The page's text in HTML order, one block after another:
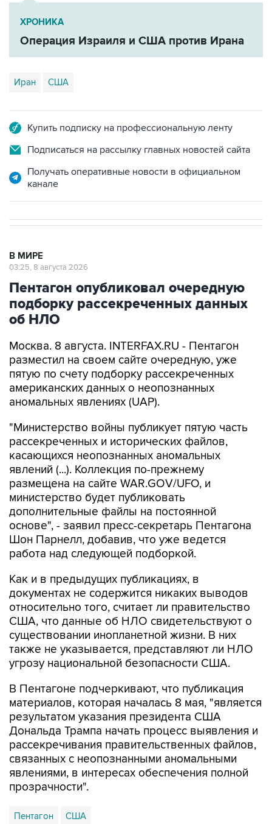
ХРОНИКА
Операция Израиля и США против Ирана
Иран США
Купить подписку на профессиональную ленту
Подписаться на рассылку главных новостей сайта
Получать оперативные новости в официальном
канале
В МИРЕ
03:25, 8 августа 2026
Пентагон опубликовал очередную
подборку рассекреченных данных
об НЛО
Москва. 8 августа. INTERFAX.RU - Пентагон
разместил на своем сайте очередную, уже
пятую по счету подборку рассекреченных
американских данных о неопознанных
аномальных явлениях (UAP).
"Министерство войны публикует пятую часть
рассекреченных и исторических файлов,
касающихся неопознанных аномальных
явлений (...). Коллекция по-прежнему
размещена на сайте WAR.GOV/UFO, и
министерство будет публиковать
дополнительные файлы на постоянной
основе", - заявил пресс-секретарь Пентагона
Шон Парнелл, добавив, что уже ведется
работа над следующей подборкой.
Как и в предыдущих публикациях, в
документах не содержится никаких выводов
относительно того, считает ли правительство
США, что данные об НЛО свидетельствуют о
существовании инопланетной жизни. В них
также не указывается, представляют ли НЛО
угрозу национальной безопасности США.
В Пентагоне подчеркивают, что публикация
материалов, которая началась 8 мая, "является
результатом указания президента США
Дональда Трампа начать процесс выявления и
рассекречивания правительственных файлов,
связанных с неопознанными аномальными
явлениями, в интересах обеспечения полной
прозрачности".
Пентагон США